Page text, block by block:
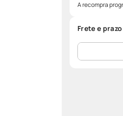
A recompra
Frete e